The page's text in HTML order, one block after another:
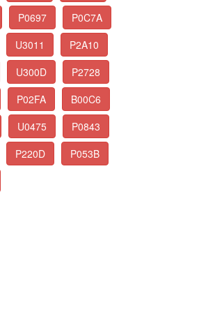
P0697
P0C7A
U3011
P2A10
U300D
P2728
P02FA
B00C6
U0475
P0843
P220D
P053B